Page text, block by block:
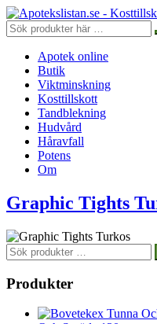
Apotek online
Butik
Viktminskning
Kosttillskott
Tandblekning
Hudvård
Håravfall
Potens
Om
Graphic Tights
Sök
efter:
Produkter